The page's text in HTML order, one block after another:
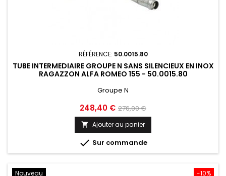
RÉFÉRENCE: 50.0015.80
TUBE INTERMEDIAIRE GROUPE N SANS SILENCIEUX EN INOX
RAGAZZON ALFA ROMEO 155 - 50.0015.80
Groupe N
Prix
248,40 € Prix
de
base
276,00 €
 Ajouter au panier
 Sur commande
-10%
Nouveau